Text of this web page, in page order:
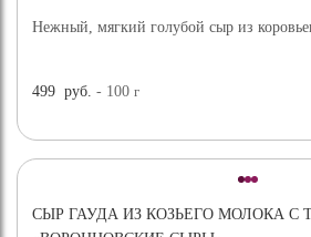
Нежный, мягкий голубой сыр из
499 руб. - 100г
СЫР ГАУДА ИЗ КОЗЬЕГО МОЛОКА С